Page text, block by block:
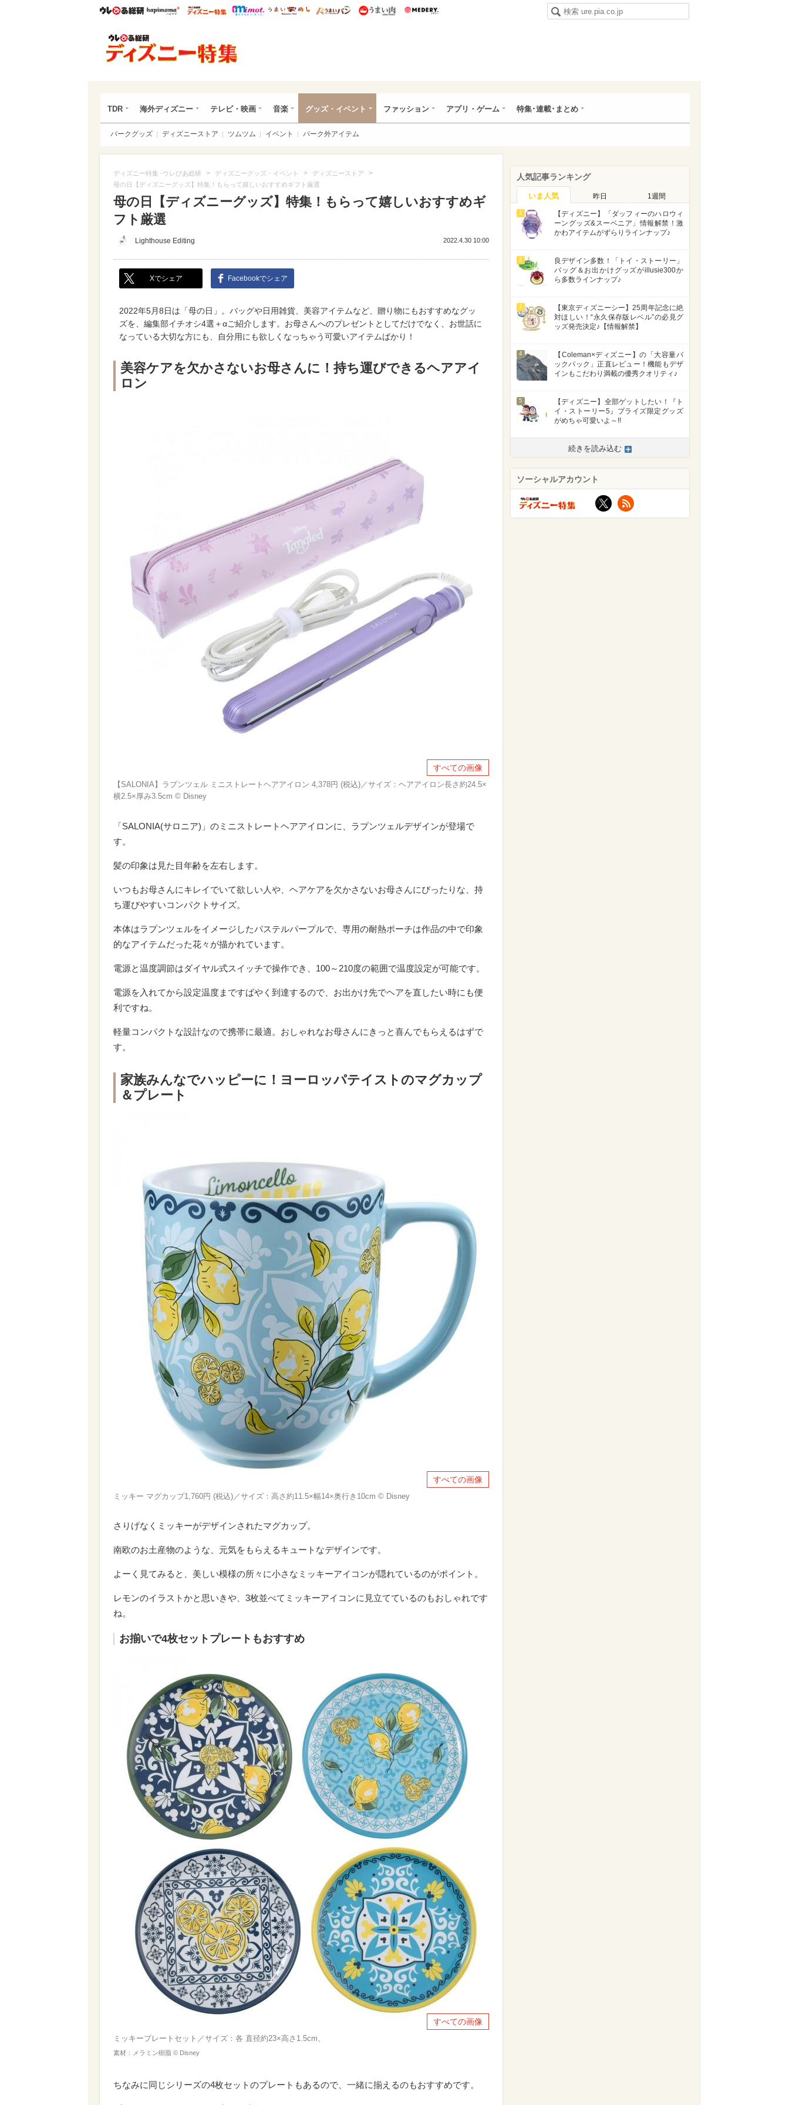
ウレぴあ総研ハピママ* ウレぴあ総研 ディズニー特集
mimot. うまいめし うまいパン うまい肉
TDR 海外ディズニー テレビ・映画 音楽 グッズ・イベント ファッション アプリ・ゲーム 特集･連載･まとめ
パークグッズ ディズニーストア ツムツム イベント パーク外アイテム
ディズニー特集 -ウレぴあ総研 > ディズニーグッズ・イベント > ディズニーストア >
母の日【ディズニーグッズ】特集！もらって嬉しいおすすめギフト厳選
母の日【ディズニーグッズ】特集！もらって嬉しいおすすめギ
フト厳選
Lighthouse Editing 2022.4.30 10:00
Xでシェア Facebookでシェア
2022年5月8日は「母の日」。バッグや日用雑貨、美容アイテムなど、贈り物にもおすすめなグッ
ズを、編集部イチオシ4選＋αご紹介します。お母さんへのプレゼントとしてだけでなく、お世話に
なっている大切な方にも、自分用にも欲しくなっちゃう可愛いアイテムばかり！
美容ケアを欠かさないお母さんに！持ち運びできるヘアアイ
ロン
すべての画像
【SALONIA】ラプンツェル ミニストレートヘアアイロン 4,378円 (税込)／サイズ：ヘアアイロン長さ約24.5×
横2.5×厚み3.5cm © Disney
「SALONIA(サロニア)」のミニストレートヘアアイロンに、ラプンツェルデザインが登場で
す。
髪の印象は見た目年齢を左右します。
いつもお母さんにキレイでいて欲しい人や、ヘアケアを欠かさないお母さんにぴったりな、持
ち運びやすいコンパクトサイズ。
本体はラプンツェルをイメージしたパステルパープルで、専用の耐熱ポーチは作品の中で印象
的なアイテムだった花々が描かれています。
電源と温度調節はダイヤル式スイッチで操作でき、100～210度の範囲で温度設定が可能です。
電源を入れてから設定温度まですばやく到達するので、お出かけ先でヘアを直したい時にも便
利ですね。
軽量コンパクトな設計なので携帯に最適。おしゃれなお母さんにきっと喜んでもらえるはずで
す。
家族みんなでハッピーに！ヨーロッパテイストのマグカップ
＆プレート
すべての画像
ミッキー マグカップ1,760円 (税込)／サイズ：高さ約11.5×幅14×奥行き10cm © Disney
さりげなくミッキーがデザインされたマグカップ。
南欧のお土産物のような、元気をもらえるキュートなデザインです。
よーく見てみると、美しい模様の所々に小さなミッキーアイコンが隠れているのがポイント。
レモンのイラストかと思いきや、3枚並べてミッキーアイコンに見立てているのもおしゃれです
ね。
お揃いで4枚セットプレートもおすすめ
すべての画像
ミッキープレートセット／サイズ：各 直径約23×高さ1.5cm、
素材：メラミン樹脂 © Disney
ちなみに同じシリーズの4枚セットのプレートもあるので、一緒に揃えるのもおすすめです。
人気記事ランキング
いま人気 昨日 1週間
1
【ディズニー】「ダッフィーのハロウィ
ーングッズ&スーベニア」情報解禁！激
かわアイテムがずらりラインナップ♪
2
良デザイン多数！「トイ・ストーリー」
バッグ＆お出かけグッズがillusie300か
ら多数ラインナップ♪
3
【東京ディズニーシー】25周年記念に絶
対ほしい！“永久保存版レベル”の必見グ
ッズ発売決定♪【情報解禁】
4
【Coleman×ディズニー】の「大容量バ
ックパック」正直レビュー！機能もデザ
インもこだわり満載の優秀クオリティ♪
5
【ディズニー】全部ゲットしたい！『ト
イ・ストーリー5』プライズ限定グッズ
がめちゃ可愛いよ～!!
続きを読み込む
ソーシャルアカウント
X